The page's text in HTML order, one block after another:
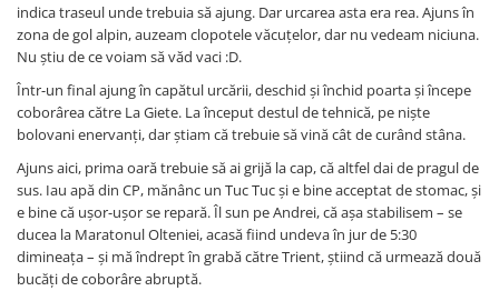
indica traseul unde trebuia să ajung. Dar urcarea asta era rea. Ajuns în
zona de gol alpin, auzeam clopotele văcuțelor, dar nu vedeam niciuna.
Nu știu de ce voiam să văd vaci :D.
Într-un final ajung în capătul urcării, deschid și închid poarta și începe
coborârea către La Giete. La început destul de tehnică, pe niște
bolovani enervanți, dar știam că trebuie să vină cât de curând stâna.
Ajuns aici, prima oară trebuie să ai grijă la cap, că altfel dai de pragul de
sus. Iau apă din CP, mănânc un Tuc Tuc și e bine acceptat de stomac, și
e bine că ușor-ușor se repară. Îl sun pe Andrei, că așa stabilisem – se
ducea la Maratonul Olteniei, acasă fiind undeva în jur de 5:30
dimineața – și mă îndrept în grabă către Trient, știind că urmează două
bucăți de coborâre abruptă.